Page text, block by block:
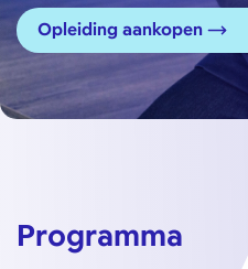
Opleiding aankopen
Programma